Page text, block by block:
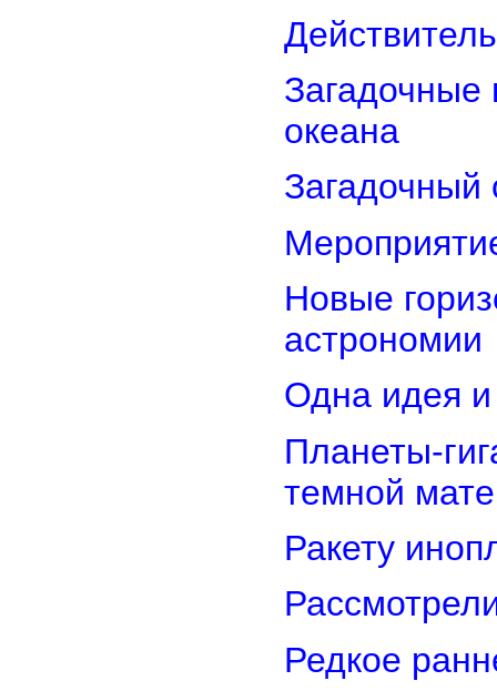
Загадочные
океана
Загадочный
Новые
астрономии
Одна идея и
Планеты-
темной
Ракету
Редкое